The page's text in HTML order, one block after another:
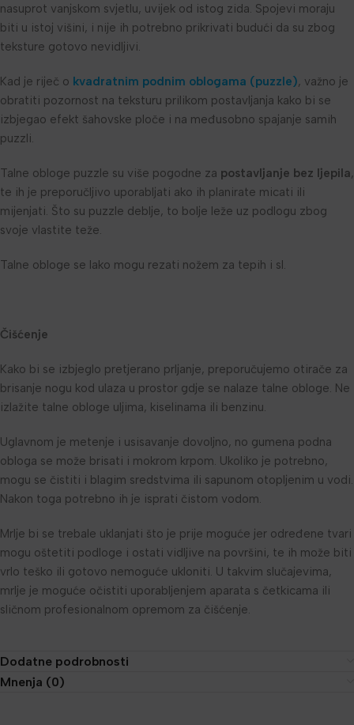
nasuprot vanjskom svjetlu, uvijek od istog zida. Spojevi moraju
biti u istoj višini, i nije ih potrebno prikrivati budući da su zbog
teksture gotovo nevidljivi.
Kad je riječ o kvadratnim podnim oblogama (puzzle), važno je
obratiti pozornost na teksturu prilikom postavljanja kako bi se
izbjegao efekt šahovske ploče i na međusobno spajanje samih
puzzli.
Talne obloge puzzle su više pogodne za postavljanje bez ljepila,
te ih je preporučljivo uporabljati ako ih planirate micati ili
mijenjati. Što su puzzle deblje, to bolje leže uz podlogu zbog
svoje vlastite teže.
Talne obloge se lako mogu rezati nožem za tepih i sl.
Čišćenje
Kako bi se izbjeglo pretjerano prljanje, preporučujemo otirače za
brisanje nogu kod ulaza u prostor gdje se nalaze talne obloge. Ne
izlažite talne obloge uljima, kiselinama ili benzinu.
Uglavnom je metenje i usisavanje dovoljno, no gumena podna
obloga se može brisati i mokrom krpom. Ukoliko je potrebno,
mogu se čistiti i blagim sredstvima ili sapunom otopljenim u vodi.
Nakon toga potrebno ih je isprati čistom vodom.
Mrlje bi se trebale uklanjati što je prije moguće jer određene tvari
mogu oštetiti podloge i ostati vidljive na površini, te ih može biti
vrlo teško ili gotovo nemoguće ukloniti. U takvim slučajevima,
mrlje je moguće očistiti uporabljenjem aparata s četkicama ili
sličnom profesionalnom opremom za čišćenje.
Dodatne podrobnosti
Mnenja (0)